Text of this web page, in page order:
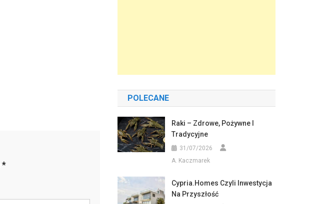
*
POLECANE
Raki – Zdrowe, Pożywne I
Tradycyjne
31/07/2026
A. Kaczmarek
Cypria.homes Czyli Inwestycja
Na Przyszłość